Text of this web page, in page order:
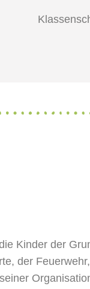
den
Kinder der
der